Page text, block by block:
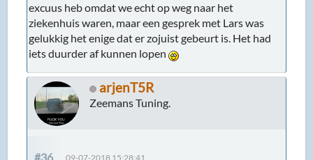
excuus heb omdat we echt op weg naar het
ziekenhuis waren, maar een gesprek met Lars was
gelukkig het enige dat er zojuist gebeurt is. Het had
iets duurder af kunnen lopen
arjenT5R
Zeemans Tuning.
#36 09-07-2018 15:28:41